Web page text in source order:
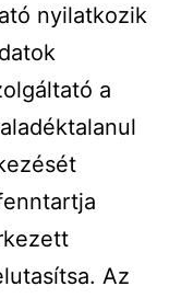
nyilatkozik
a
Az